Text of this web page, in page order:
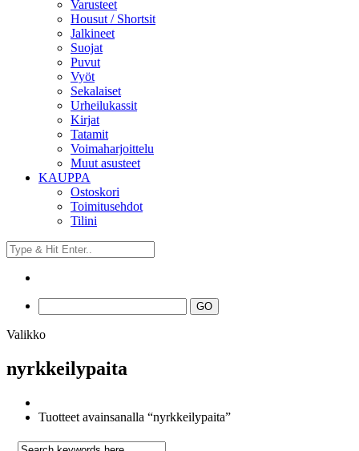
Varusteet
Housut / Shortsit
Jalkineet
Suojat
Puvut
Vyöt
Sekalaiset
Urheilukassit
Kirjat
Tatamit
Voimaharjoittelu
Muut asusteet
KAUPPA
Ostoskori
Toimitusehdot
Tilini
Valikko
nyrkkeilypaita
Tuotteet avainsanalla “nyrkkeilypaita”